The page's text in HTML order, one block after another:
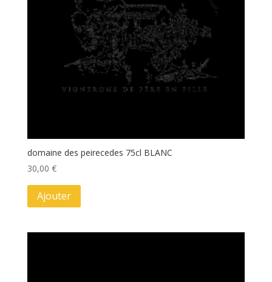
domaine des peirecedes 75cl BLANC
30,00 €
Ajouter